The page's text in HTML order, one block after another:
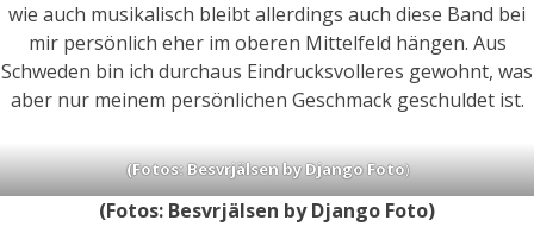
wie auch musikalisch bleibt allerdings auch diese Band bei
mir persönlich eher im oberen Mittelfeld hängen. Aus
Schweden bin ich durchaus Eindrucksvolleres gewohnt, was
aber nur meinem persönlichen Geschmack geschuldet ist.
(Fotos: Besvrjälsen by Django Foto)
(Fotos: Besvrjälsen by Django Foto)